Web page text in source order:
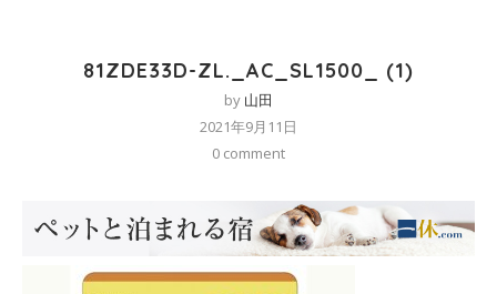
81ZDE33D-ZL._AC_SL1500_ (1)
by 山田
2021年9月11日
0 comment